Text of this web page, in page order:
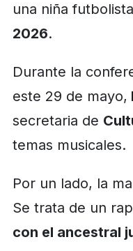
una niña
2026.
Durante la
este 29 de mayo,
secretaria de
temas musicales.
Por un lado, la
Se trata de un
con el ancestral